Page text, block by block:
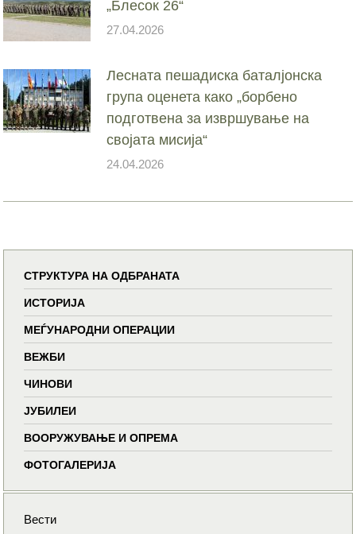
„Блесок 26“
27.04.2026
Лесната пешадиска баталјонска
група оценета како „борбено
подготвена за извршување на
својата мисија“
24.04.2026
СТРУКТУРА НА ОДБРАНАТА
ИСТОРИЈА
МЕЃУНАРОДНИ ОПЕРАЦИИ
ВЕЖБИ
ЧИНОВИ
ЈУБИЛЕИ
ВООРУЖУВАЊЕ И ОПРЕМА
ФОТОГАЛЕРИЈА
Вести